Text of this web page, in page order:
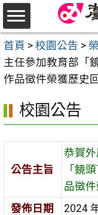
跳
至
主
要
內
首頁 > 校園公告 >
主任參加教育部「
作品徵件榮獲歷史
校園公告
公告主旨
恭賀
「鏡
品徵
發佈日期
2024
選
單